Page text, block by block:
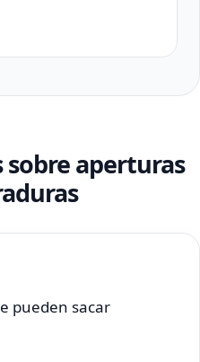
aperturas
pueden sacar